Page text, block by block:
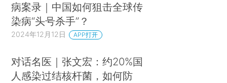
病案录｜中国如何狙击全球传
染病“头号杀手”？
2024年12月12日 APP打开
对话名医｜张文宏：约20%国
人感染过结核杆菌，如何防